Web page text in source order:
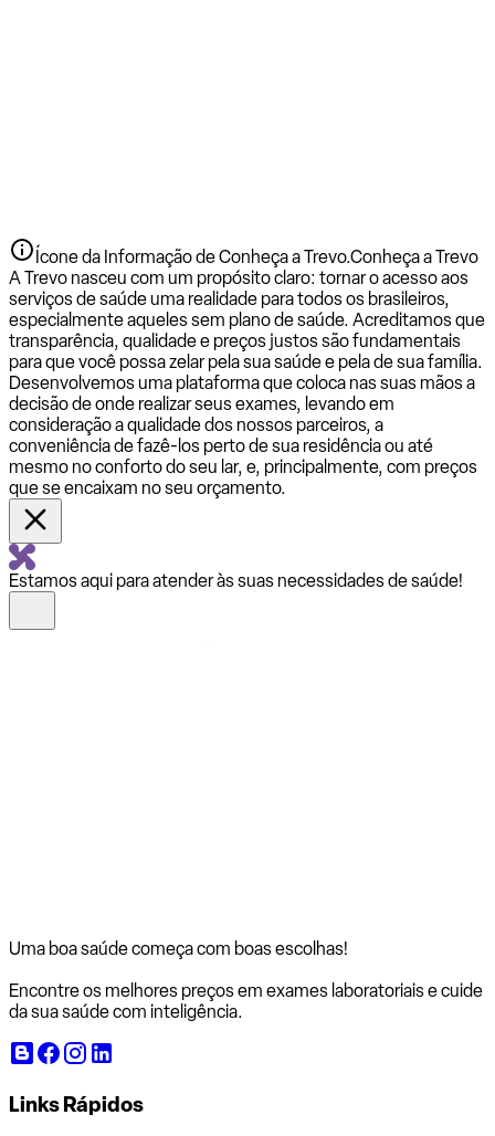
Ícone da Informação de Conheça a Trevo.Conheça a Trevo
A Trevo nasceu com um propósito claro: tornar o acesso aos
serviços de saúde uma realidade para todos os brasileiros,
especialmente aqueles sem plano de saúde. Acreditamos que
transparência, qualidade e preços justos são fundamentais
para que você possa zelar pela sua saúde e pela de sua família.
Desenvolvemos uma plataforma que coloca nas suas mãos a
decisão de onde realizar seus exames, levando em
consideração a qualidade dos nossos parceiros, a
conveniência de fazê-los perto de sua residência ou até
mesmo no conforto do seu lar, e, principalmente, com preços
que se encaixam no seu orçamento.
Estamos aqui para atender às suas necessidades de saúde!
Uma boa saúde começa com boas escolhas!
Encontre os melhores preços em exames laboratoriais e cuide
da sua saúde com inteligência.
Links Rápidos